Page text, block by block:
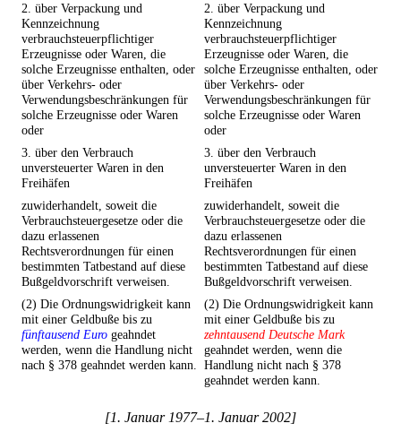
2. über Verpackung und
Kennzeichnung
verbrauchsteuerpflichtiger
Erzeugnisse oder Waren, die
solche Erzeugnisse enthalten, oder
über Verkehrs- oder
Verwendungsbeschränkungen für
solche Erzeugnisse oder Waren
oder
2. über Verpackung und
Kennzeichnung
verbrauchsteuerpflichtiger
Erzeugnisse oder Waren, die
solche Erzeugnisse enthalten, oder
über Verkehrs- oder
Verwendungsbeschränkungen für
solche Erzeugnisse oder Waren
oder
3. über den Verbrauch
unversteuerter Waren in den
Freihäfen
3. über den Verbrauch
unversteuerter Waren in den
Freihäfen
zuwiderhandelt, soweit die
Verbrauchsteuergesetze oder die
dazu erlassenen
Rechtsverordnungen für einen
bestimmten Tatbestand auf diese
Bußgeldvorschrift verweisen.
zuwiderhandelt, soweit die
Verbrauchsteuergesetze oder die
dazu erlassenen
Rechtsverordnungen für einen
bestimmten Tatbestand auf diese
Bußgeldvorschrift verweisen.
(2) Die Ordnungswidrigkeit kann
mit einer Geldbuße bis zu
fünftausend Euro geahndet
werden, wenn die Handlung nicht
nach § 378 geahndet werden kann.
(2) Die Ordnungswidrigkeit kann
mit einer Geldbuße bis zu
zehntausend Deutsche Mark
geahndet werden, wenn die
Handlung nicht nach § 378
geahndet werden kann.
[1. Januar 1977–1. Januar 2002]